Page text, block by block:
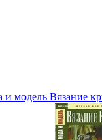
и модель Вязание